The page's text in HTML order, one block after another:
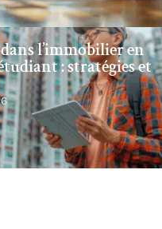
l’immobilier en
: stratégies et